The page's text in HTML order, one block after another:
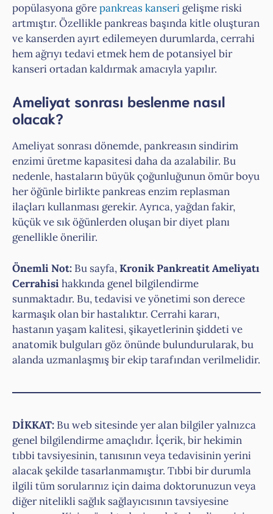
popülasyona görepankreas kanseri gelişme riski
artmıştır. Özellikle pankreas başında kitle oluşturan
ve kanserden ayırt edilemeyen durumlarda, cerrahi
hem ağrıyı tedavi etmek hem de potansiyel bir
kanseri ortadan kaldırmak amacıyla yapılır.
Ameliyat sonrası beslenme nasıl
olacak?
Ameliyat sonrası dönemde, pankreasın sindirim
enzimi üretme kapasitesi daha da azalabilir. Bu
nedenle, hastaların büyük çoğunluğunun ömür boyu
her öğünle birlikte pankreas enzim replasman
ilaçları kullanması gerekir. Ayrıca, yağdan fakir,
küçük ve sık öğünlerden oluşan bir diyet planı
genellikle önerilir.
Önemli Not: Bu sayfa,Kronik Pankreatit Ameliyatı
Cerrahisihakkında genel bilgilendirme
sunmaktadır. Bu, tedavisi ve yönetimi son derece
karmaşık olan bir hastalıktır. Cerrahi kararı,
hastanın yaşam kalitesi, şikayetlerinin şiddeti ve
anatomik bulguları göz önünde bulundurularak, bu
alanda uzmanlaşmış bir ekip tarafından verilmelidir.
DİKKAT: Bu web sitesinde yer alan bilgiler yalnızca
genel bilgilendirme amaçlıdır. İçerik, bir hekimin
tıbbi tavsiyesinin, tanısının veya tedavisinin yerini
alacak şekilde tasarlanmamıştır. Tıbbi bir durumla
ilgili tüm sorularınız için daima doktorunuzun veya
diğer nitelikli sağlık sağlayıcısının tavsiyesine